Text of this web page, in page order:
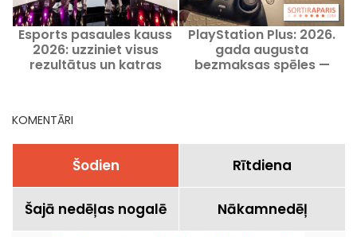
Esports pasaules kauss
2026: uzziniet visus
rezultātus un katras
PlayStation Plus: 2026.
gada augusta
bezmaksas spēles —
KOMENTĀRI
Šodien Rītdiena
Šajā nedēļas nogalē Nākamnedēļ